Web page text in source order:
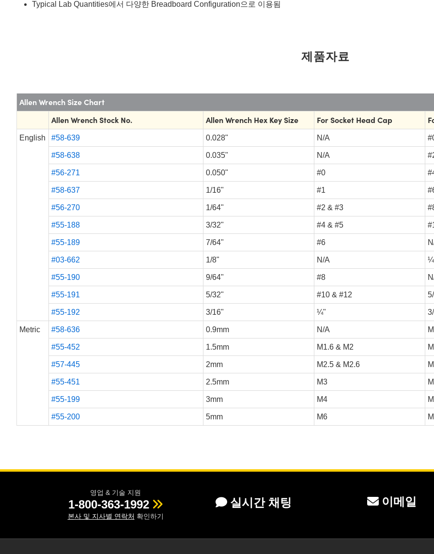
Typical Lab Quantities에서 다양한 Breadboard Configuration으로 이용됨
제품자료
Allen Wrench Size Chart
Allen Wrench Stock No.
Allen Wrench Hex Key Size For Socket Head Cap
English #58-639 0.028" N/A
#58-638 0.035" N/A
#56-271 0.050" #0
#58-637 1/16" #1
#56-270 1/64" #2 & #3
#55-188 3/32" #4 & #5
#55-189 7/64" #6
#03-662 1/8" N/A
#55-190 9/64" #8
#55-191 5/32" #10 & #12
#55-192 3/16" ¼"
Metric #58-636 0.9mm N/A
#55-452 1.5mm M1.6 & M2
#57-445 2mm M2.5 & M2.6
#55-451 2.5mm M3
#55-199 3mm M4
#55-200 5mm M6
영업 & 기술 지원
1-800-363-1992
본사 및 지사별 연락처 확인하기
실시간 채팅 이메일